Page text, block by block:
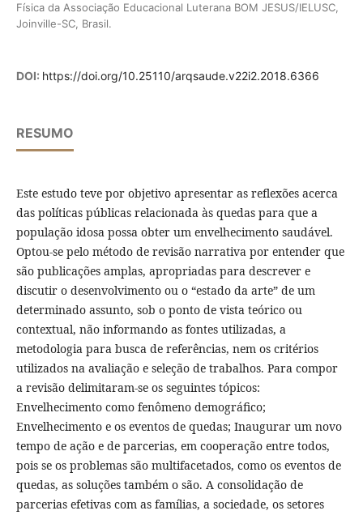
Física da Associação Educacional Luterana BOM JESUS/IELUSC,
Joinville-SC, Brasil.
DOI: https://doi.org/10.25110/arqsaude.v22i2.2018.6366
RESUMO
Este estudo teve por objetivo apresentar as reflexões acerca
das políticas públicas relacionada às quedas para que a
população idosa possa obter um envelhecimento saudável.
Optou-se pelo método de revisão narrativa por entender que
são publicações amplas, apropriadas para descrever e
discutir o desenvolvimento ou o “estado da arte” de um
determinado assunto, sob o ponto de vista teórico ou
contextual, não informando as fontes utilizadas, a
metodologia para busca de referências, nem os critérios
utilizados na avaliação e seleção de trabalhos. Para compor
a revisão delimitaram-se os seguintes tópicos:
Envelhecimento como fenômeno demográfico;
Envelhecimento e os eventos de quedas; Inaugurar um novo
tempo de ação e de parcerias, em cooperação entre todos,
pois se os problemas são multifacetados, como os eventos de
quedas, as soluções também o são. A consolidação de
parcerias efetivas com as famílias, a sociedade, os setores